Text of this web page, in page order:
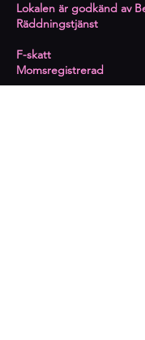
Lokalen är godkänd av
Räddningstjänst
​F-skatt
Momsregistrerad